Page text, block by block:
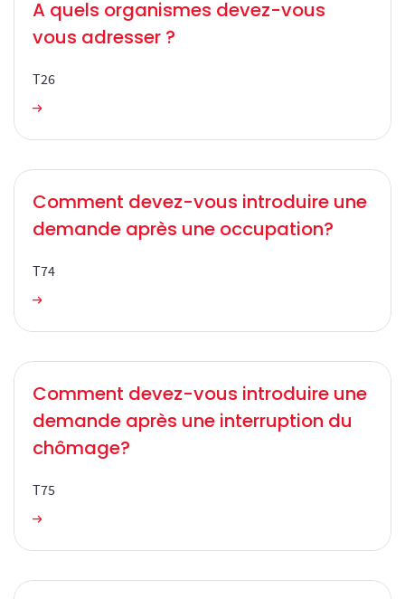
A quels organismes devez-vous
vous adresser ?
T26
Comment devez-vous introduire une
demande après une occupation?
T74
Comment devez-vous introduire une
demande après une interruption du
chômage?
T75